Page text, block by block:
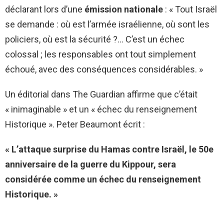
déclarant lors d’une émission nationale : « Tout Israël
se demande : où est l’armée israélienne, où sont les
policiers, où est la sécurité ?… C’est un échec
colossal ; les responsables ont tout simplement
échoué, avec des conséquences considérables. »
Un éditorial dans The Guardian affirme que c’était
« inimaginable » et un « échec du renseignement
Historique ». Peter Beaumont écrit :
« L’attaque surprise du Hamas contre Israël, le 50e
anniversaire de la guerre du Kippour, sera
considérée comme un échec du renseignement
Historique. »